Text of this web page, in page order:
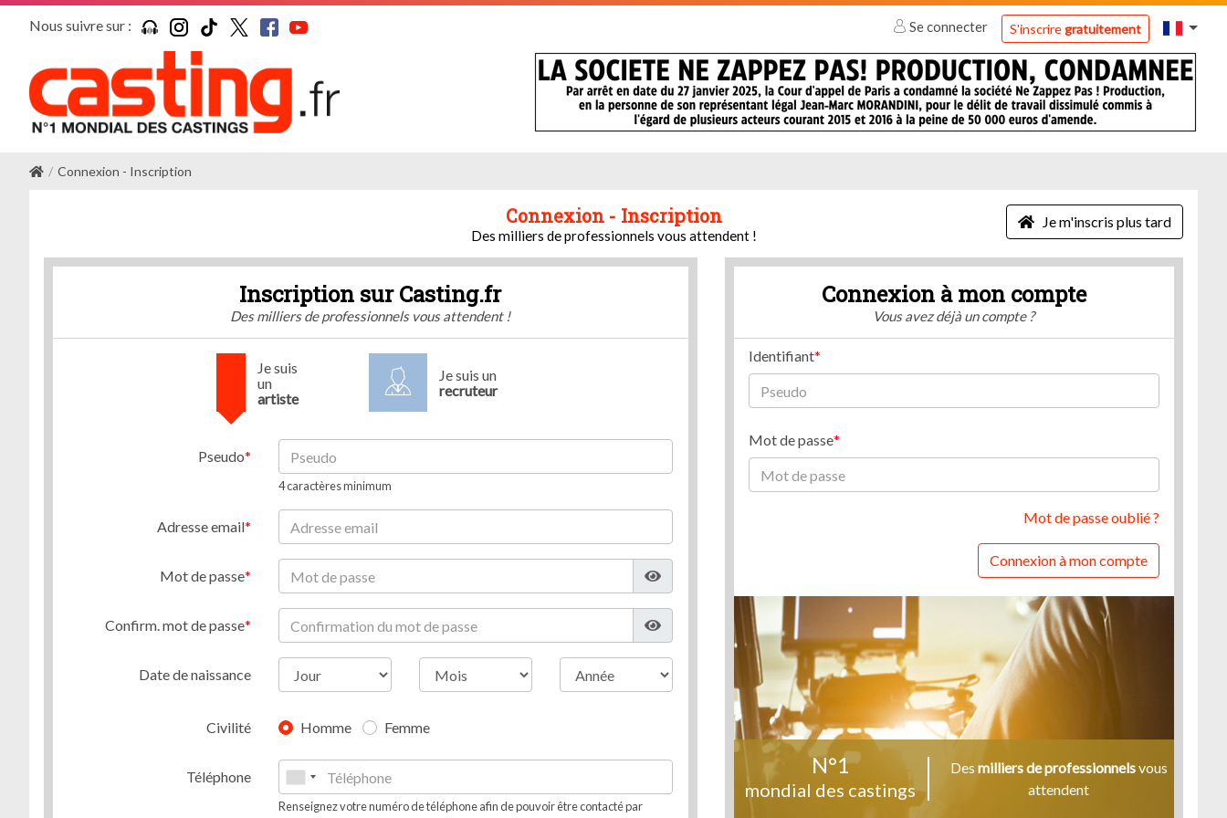
Nous suivre sur : Se connecter S'inscriregratuitement
Connexion - Inscription
Connexion - Inscription
Des milliers de professionnels vous attendent !
Je m'inscris plus tard
Inscription sur Casting.fr
Des milliers de professionnels vous attendent !
Je suis
un
artiste
Je suis un
recruteur
Pseudo
4 caractères minimum
Adresse email
Mot de passe
Confirm. mot de passe
Date de naissance
Civilité Homme Femme
Téléphone
Renseignez votre numéro de téléphone afin de pouvoir être contacté par
Connexion à mon compte
Vous avez déjà un compte ?
Identifiant
Mot de passe
Mot de passe oublié ?
Connexion à mon compte
N°1
mondial des castings
Des milliers de professionnelsvous
attendent